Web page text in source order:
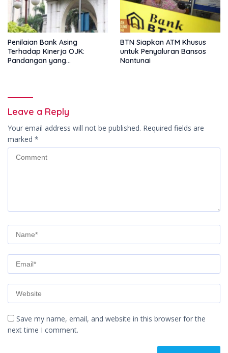
Penilaian Bank Asing
Terhadap Kinerja OJK:
Pandangan yang
BTN Siapkan ATM Khusus
untuk Penyaluran Bansos
Nontunai
Leave a Reply
Your email address will not be published. Required fields are
marked *
Save my name, email, and website in this browser for the
next time I comment.